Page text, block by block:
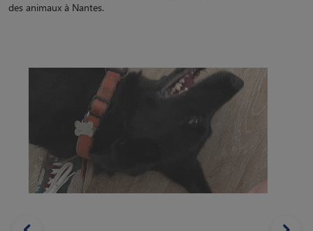
des animaux à Nantes.